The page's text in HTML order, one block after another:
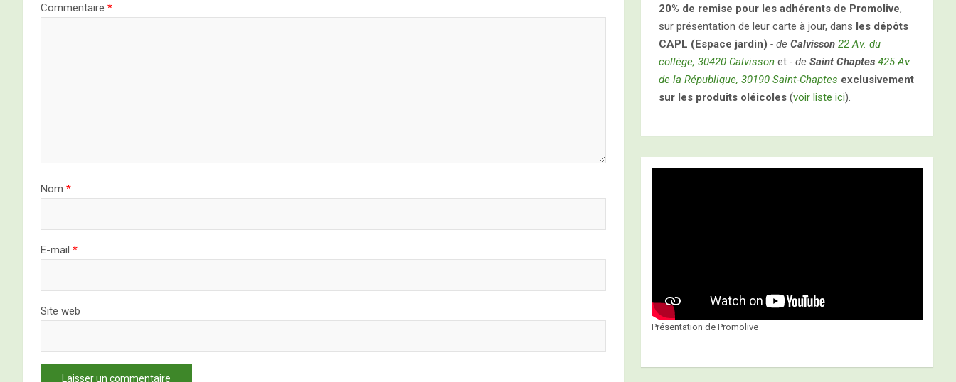
Commentaire *
Nom *
E-mail *
Site web
20% de remise pour les adhérents de Promolive,
sur présentation de leur carte à jour, dans les dépôts
CAPL (Espace jardin) - deCalvisson 22 Av. du
collège, 30420 Calvissonet- deSaint Chaptes 425 Av.
de la République, 30190 Saint-Chaptes exclusivement
sur les produits oléicoles(voir liste ici).
Présentation de Promolive